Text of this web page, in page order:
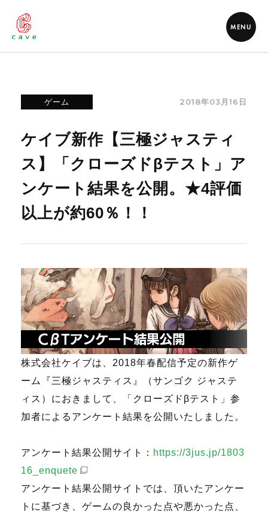
MENU
ゲーム 2018年03月16日
ケイブ新作【三極ジャスティ
ス】「クローズドβテスト」ア
ンケート結果を公開。★4評価
以上が約60％！！
株式会社ケイブは、2018年春配信予定の新作ゲ
ーム『三極ジャスティス』（サンゴク ジャステ
ィス）におきまして、「クローズドβテスト」参
加者によるアンケート結果を公開いたしました。
アンケート結果公開サイト： https://3jus.jp/1803
16_enquete
アンケート結果公開サイトでは、頂いたアンケー
トに基づき、ゲームの良かった点や悪かった点、